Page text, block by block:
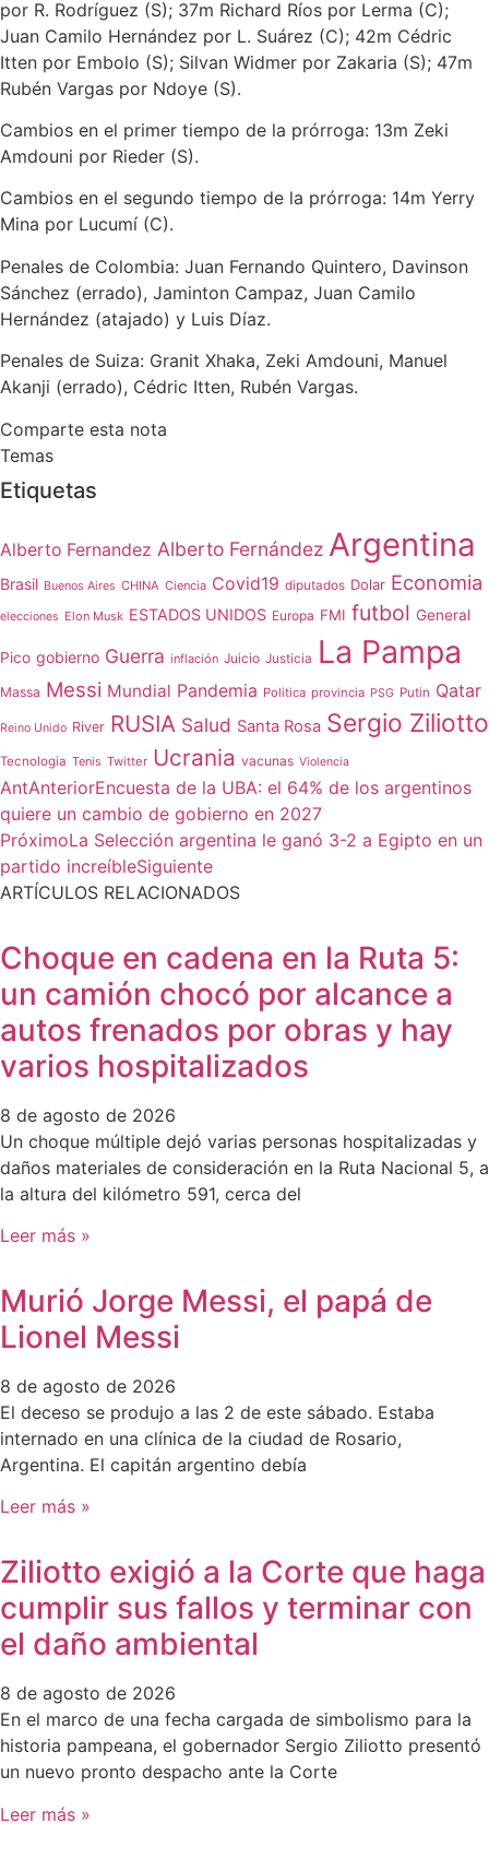
por R. Rodríguez (S); 37m Richard Ríos por Lerma (C);
Juan Camilo Hernández por L. Suárez (C); 42m Cédric
Itten por Embolo (S); Silvan Widmer por Zakaria (S); 47m
Rubén Vargas por Ndoye (S).
Cambios en el primer tiempo de la prórroga: 13m Zeki
Amdouni por Rieder (S).
Cambios en el segundo tiempo de la prórroga: 14m Yerry
Mina por Lucumí (C).
Penales de Colombia: Juan Fernando Quintero, Davinson
Sánchez (errado), Jaminton Campaz, Juan Camilo
Hernández (atajado) y Luis Díaz.
Penales de Suiza: Granit Xhaka, Zeki Amdouni, Manuel
Akanji (errado), Cédric Itten, Rubén Vargas.
Comparte esta nota
Temas
Etiquetas
Alberto Fernandez Alberto Fernández Argentina
Brasil Buenos Aires CHINA Ciencia Covid19 diputados Dolar Economia
elecciones Elon Musk ESTADOS UNIDOS Europa FMI futbol General
Pico gobierno Guerra inflación Juicio Justicia La Pampa
Massa Messi Mundial Pandemia Politica provincia PSG Putin Qatar
Reino Unido River RUSIA Salud Santa Rosa Sergio Ziliotto
Tecnologia Tenis Twitter Ucrania vacunas Violencia
AntAnteriorEncuesta de la UBA: el 64% de los argentinos
quiere un cambio de gobierno en 2027
PróximoLa Selección argentina le ganó 3-2 a Egipto en un
partido increíbleSiguiente
ARTÍCULOS RELACIONADOS
Choque en cadena en la Ruta 5:
un camión chocó por alcance a
autos frenados por obras y hay
varios hospitalizados
8 de agosto de 2026
Un choque múltiple dejó varias personas hospitalizadas y
daños materiales de consideración en la Ruta Nacional 5, a
la altura del kilómetro 591, cerca del
Leer más »
Murió Jorge Messi, el papá de
Lionel Messi
8 de agosto de 2026
El deceso se produjo a las 2 de este sábado. Estaba
internado en una clínica de la ciudad de Rosario,
Argentina. El capitán argentino debía
Leer más »
Ziliotto exigió a la Corte que haga
cumplir sus fallos y terminar con
el daño ambiental
8 de agosto de 2026
En el marco de una fecha cargada de simbolismo para la
historia pampeana, el gobernador Sergio Ziliotto presentó
un nuevo pronto despacho ante la Corte
Leer más »